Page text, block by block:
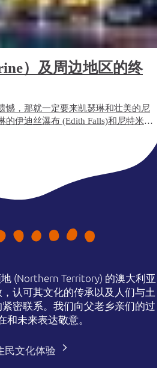
）及周边地区的终
憾，那就一定要来凯瑟琳和壮美的尼
的伊迪丝瀑布 (Edith Falls)和尼特米卢
(Northern Territory) 的澳大利亚
认可其文化的传承以及人们与土
密联系。我们向父老乡亲们的过
和未来表达敬意。
民文化体验